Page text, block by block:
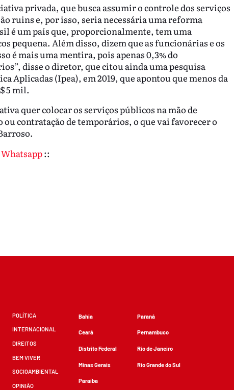
privada, que busca assumir o controle dos serviços
ruins e, por isso, seria necessária uma reforma
é um país que, proporcionalmente, tem uma
pequena. Além disso, dizem que as funcionárias e os
é mais uma mentira, pois apenas 0,3% do
disse o diretor, que citou ainda uma pesquisa
Aplicadas (Ipea), em 2019, que apontou que menos da
5 mil.
quer colocar os serviços públicos na mão de
contratação de temporários, o que vai favorecer o
::
POLÍTICA
INTERNACIONAL
DIREITOS
BEM VIVER
SOCIOAMBIENTAL
OPINIÃO
Bahia
Ceará
Distrito Federal
Minas Gerais
Paraíba
Paraná
Pernambuco
Rio de Janeiro
Rio Grande do Sul